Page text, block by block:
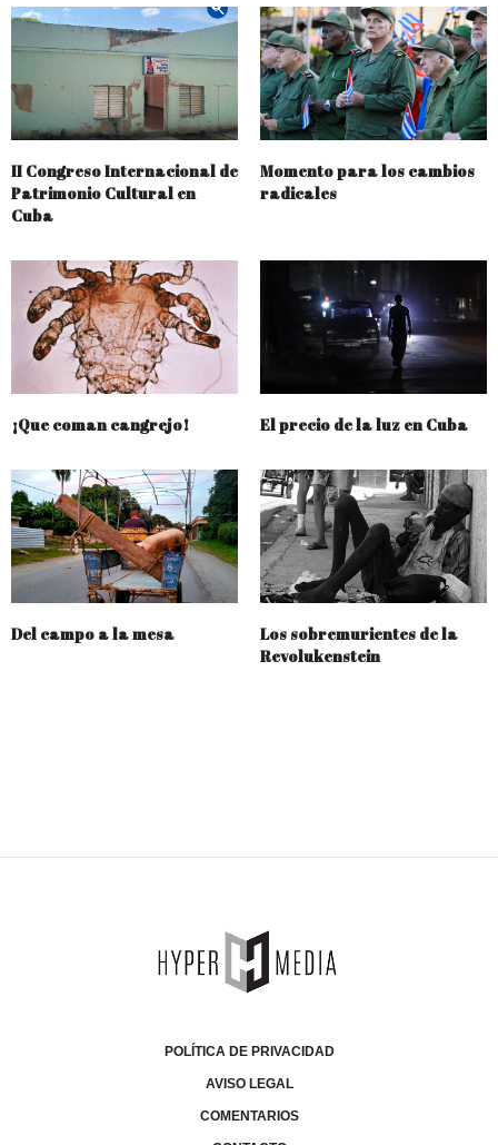
II Congreso Internacional de
Patrimonio Cultural en
Cuba
Momento para los cambios
radicales
¡Que coman cangrejo! El precio de la luz en Cuba
Del campo a la mesa
Los sobremurientes de la
Revolukenstein
POLÍTICA DE PRIVACIDAD
AVISO LEGAL
COMENTARIOS